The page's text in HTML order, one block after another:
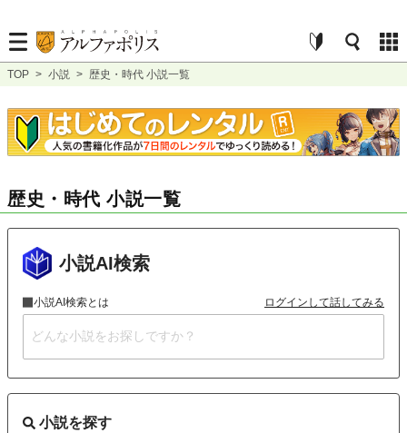
TOP > 小説 > 歴史・時代 小説一覧
歴史・時代 小説一覧
小説AI検索
小説AI検索とは ログインして話してみる
小説を探す